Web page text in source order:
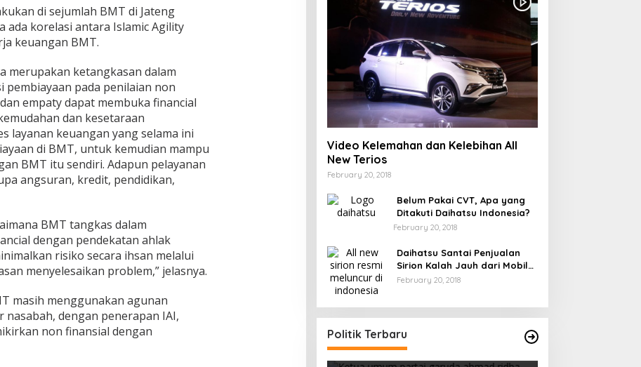
di sejumlah BMT di Jateng
korelasi antara Islamic Agility
keuangan BMT.
merupakan ketangkasan dalam
pada penilaian non
empaty dapat membuka financial
dan kesetaraan
layanan keuangan yang selama ini
di BMT, untuk kemudian mampu
BMT itu sendiri. Adapun pelayanan
angsuran, kredit, pendidikan,
BMT tangkas dalam
dengan pendekatan ahlak
risiko secara ihsan melalui
menyelesaikan problem,” jelasnya.
masih menggunakan agunan
dengan penerapan IAI,
non finansial dengan
Video Kelemahan dan Kelebihan All
New Terios
February 20, 2018
Belum Pakai CVT, Apa yang
Ditakuti Daihatsu Indonesia?
February 20, 2018
Daihatsu Santai Penjualan
Sirion Kalah Jauh dari Mobil
LCGC
February 20, 2018
Politik Terbaru
Jagatara Indonesia Siap
Mengawal Kepemimpinan Mas Dar
Sudaryono sebagai Kepala Badan
In Berita, Politik
Ini Dia Hubungan Partai Garuda
dengan Gerindra